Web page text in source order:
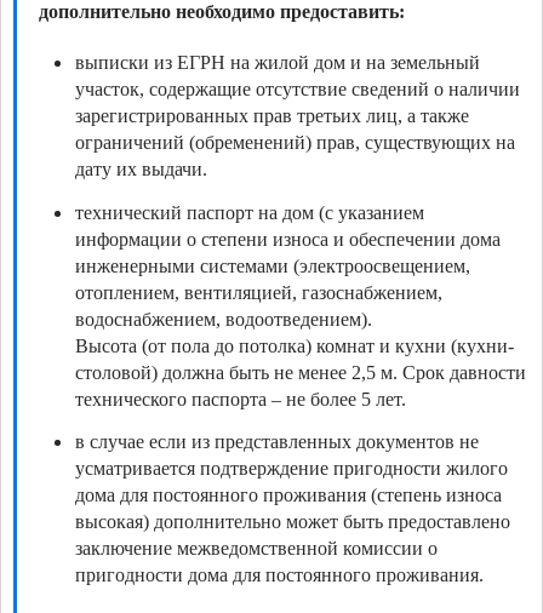
дополнительно необходимо предоставить:
выписки из ЕГРН на жилой дом и на земельный
участок, содержащие отсутствие сведений о наличии
зарегистрированных прав третьих лиц, а также
ограничений (обременений) прав, существующих на
дату их выдачи.
технический паспорт на дом (с указанием
информации о степени износа и обеспечении дома
инженерными системами (электроосвещением,
отоплением, вентиляцией, газоснабжением,
водоснабжением, водоотведением).
Высота (от пола до потолка) комнат и кухни (кухни-
столовой) должна быть не менее 2,5 м. Срок давности
технического паспорта – не более 5 лет.
в случае если из представленных документов не
усматривается подтверждение пригодности жилого
дома для постоянного проживания (степень износа
высокая) дополнительно может быть предоставлено
заключение межведомственной комиссии о
пригодности дома для постоянного проживания.